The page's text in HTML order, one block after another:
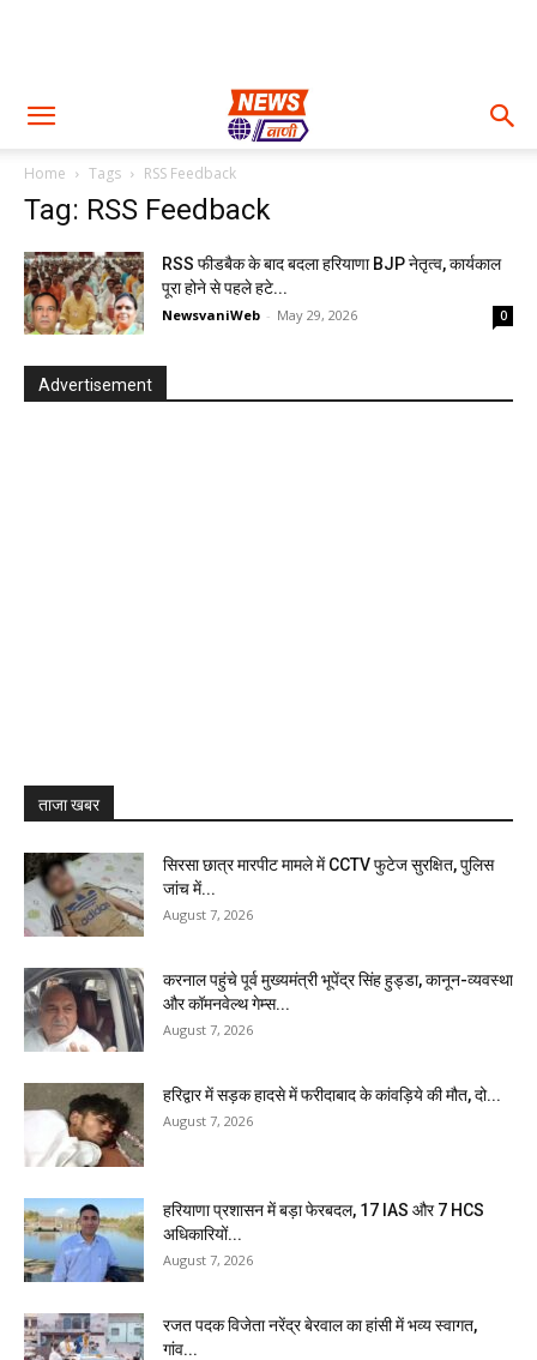
Home Tags RSS Feedback
Tag: RSS Feedback
RSS फीडबैक के बाद बदला हरियाणा BJP नेतृत्व, कार्यकाल
पूरा होने से पहले हटे...
NewsvaniWeb - May 29, 2026 0
Advertisement
ताजा खबर
सिरसा छात्र मारपीट मामले में CCTV फुटेज सुरक्षित, पुलिस
जांच में...
August 7, 2026
करनाल पहुंचे पूर्व मुख्यमंत्री भूपेंद्र सिंह हुड्डा, कानून-व्यवस्था
और कॉमनवेल्थ गेम्स...
August 7, 2026
हरिद्वार में सड़क हादसे में फरीदाबाद के कांवड़िये की मौत, दो...
August 7, 2026
हरियाणा प्रशासन में बड़ा फेरबदल, 17 IAS और 7 HCS
अधिकारियों...
August 7, 2026
रजत पदक विजेता नरेंद्र बेरवाल का हांसी में भव्य स्वागत,
गांव...